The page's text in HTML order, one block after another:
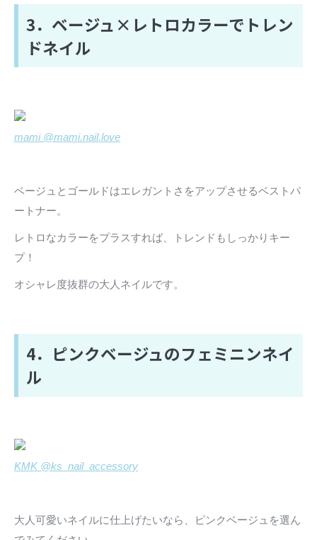
3．ベージュ×レトロカラーでトレン
ドネイル
mami @mami.nail.love
ベージュとゴールドはエレガントさをアップさせるベストパ
ートナー。
レトロなカラーをプラスすれば、トレンドもしっかりキー
プ！
オシャレ度抜群の大人ネイルです。
4．ピンクベージュのフェミニンネイ
ル
KMK @ks_nail_accessory
大人可愛いネイルに仕上げたいなら、ピンクベージュを選ん